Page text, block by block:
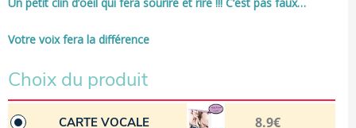
Votre voix fera la différence
Choix du produit
CARTE VOCALE 8.9€